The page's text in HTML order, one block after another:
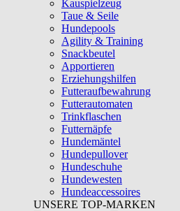
Kauspielzeug
Taue & Seile
Hundepools
Agility & Training
Snackbeutel
Apportieren
Erziehungshilfen
Futteraufbewahrung
Futterautomaten
Trinkflaschen
Futternäpfe
Hundemäntel
Hundepullover
Hundeschuhe
Hundewesten
Hundeaccessoires
UNSERE TOP-MARKEN